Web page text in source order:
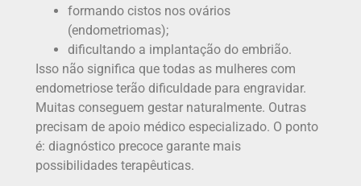
formando cistos nos ovários
(endometriomas);
dificultando a implantação do embrião.
Isso não significa que todas as mulheres com
endometriose terão dificuldade para engravidar.
Muitas conseguem gestar naturalmente. Outras
precisam de apoio médico especializado. O ponto
é: diagnóstico precoce garante mais
possibilidades terapêuticas.